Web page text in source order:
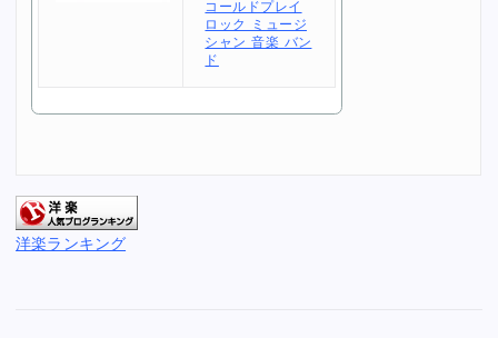
コールドプレイ
ロック ミュージ
シャン 音楽 バン
ド
洋楽ランキング